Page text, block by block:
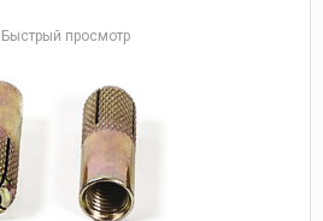
Быстрый просмотр